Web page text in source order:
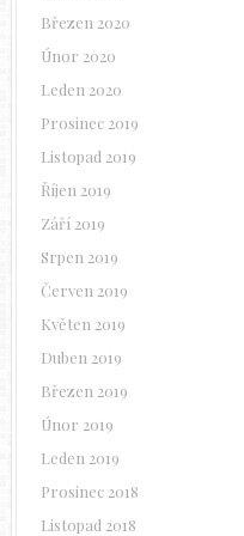
Březen 2020
Únor 2020
Leden 2020
Prosinec 2019
Listopad 2019
Říjen 2019
Září 2019
Srpen 2019
Červen 2019
Květen 2019
Duben 2019
Březen 2019
Únor 2019
Leden 2019
Prosinec 2018
Listopad 2018